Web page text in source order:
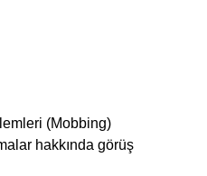
(Mobbing)
hakkında görüş